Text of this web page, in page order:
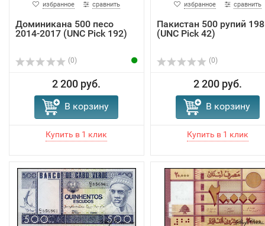
избранное сравнить
Доминикана 500 песо
2014-2017 (UNC Pick 192)
(0)
2 200 руб.
В корзину
избранное сравнить
Пакистан 500 рупий
(UNC Pick 42)
(0)
2 200 руб.
В корзину